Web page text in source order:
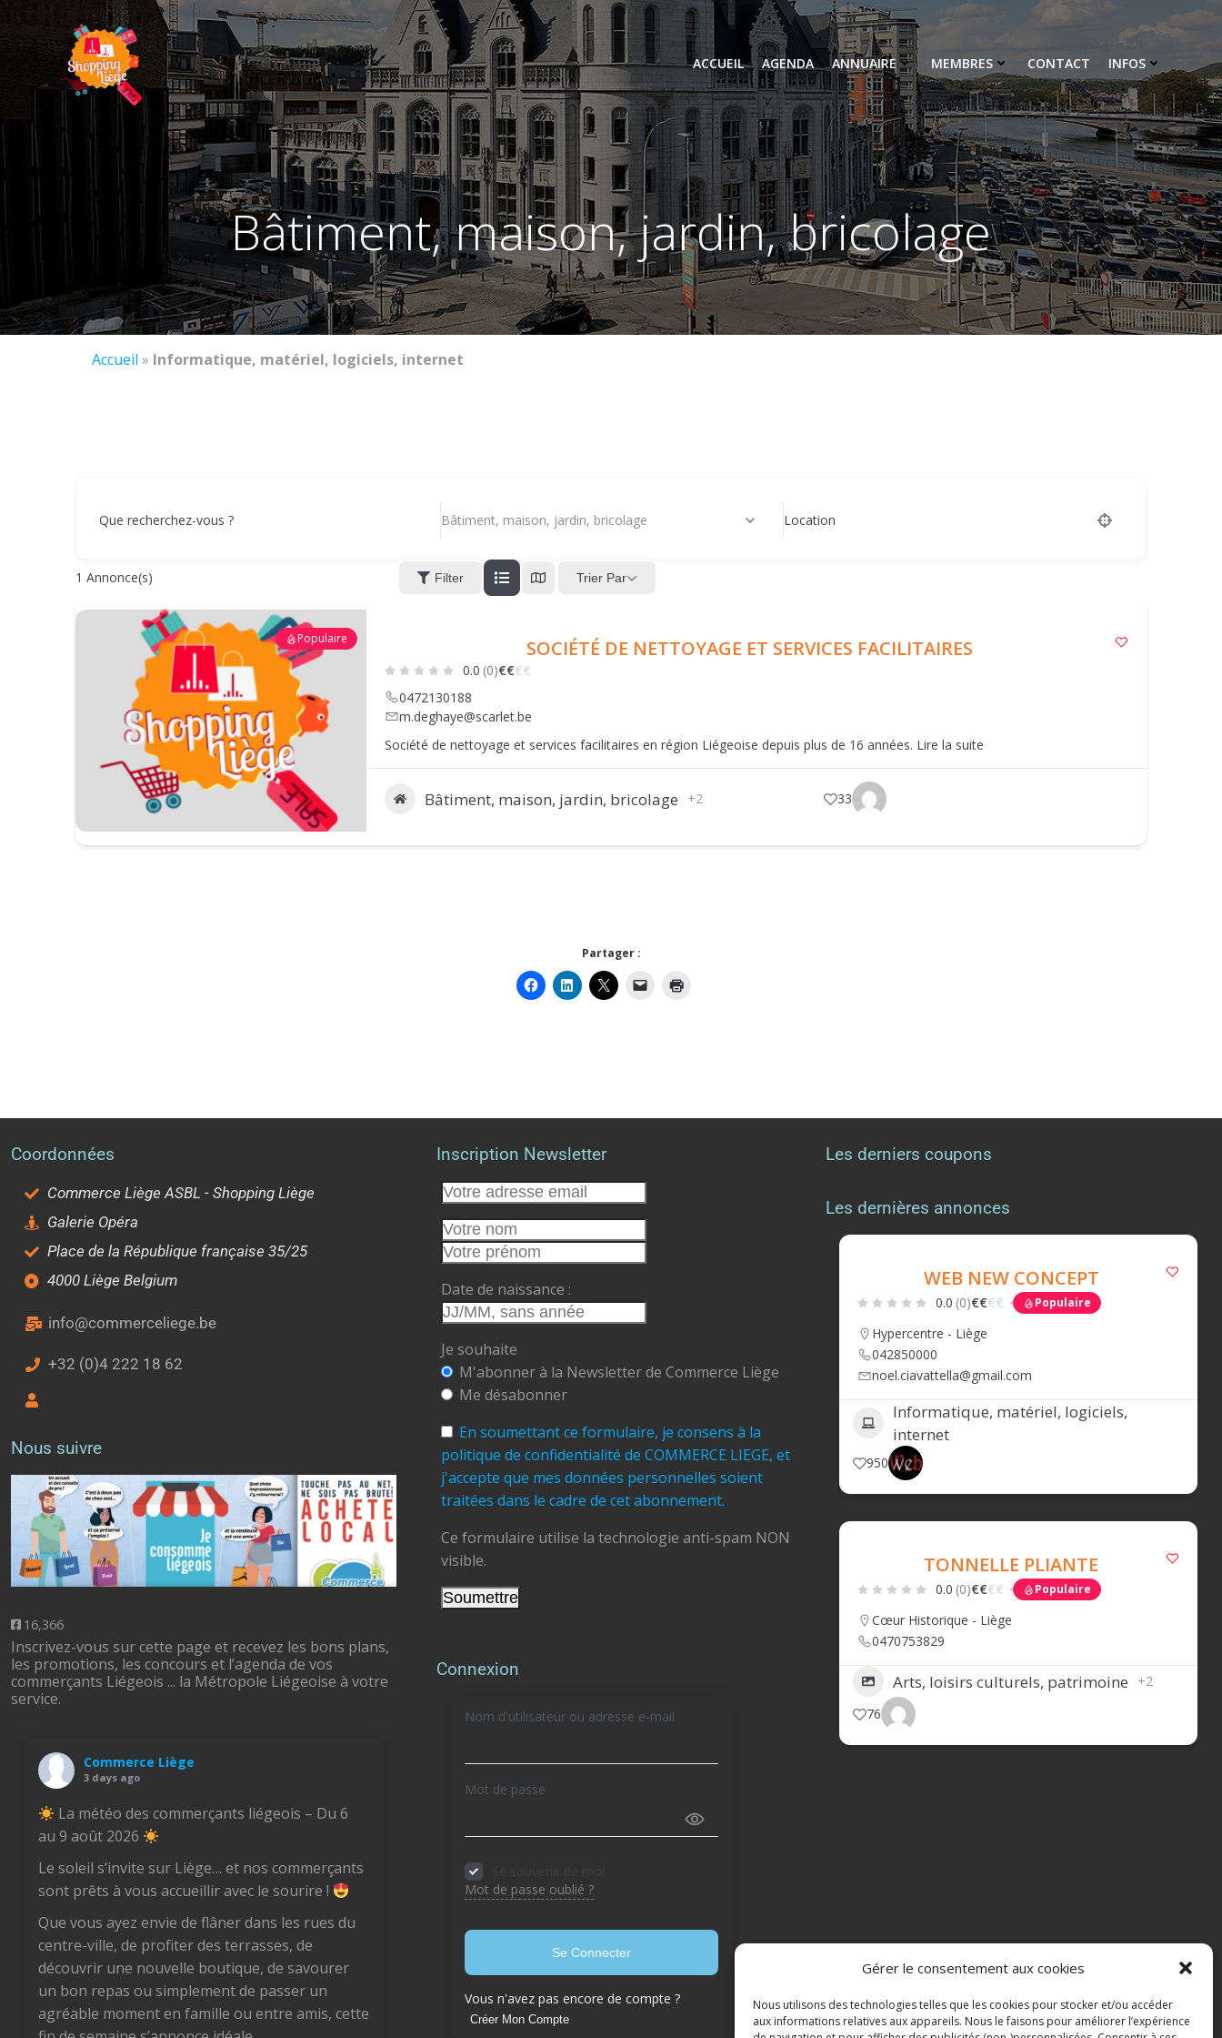
Gérer le consentement aux cookies
Nous utilisons des technologies telles que les cookies pour stocker et/ou accéder
aux informations relatives aux appareils. Nous le faisons pour améliorer l’expérience
ACCUEIL AGENDA ANNUAIRE MEMBRES CONTACT INFOS
bâtiment, maison, jardin, bricolage
Accueil » Informatique, matériel, logiciels, internet
Que recherchez-vous ? Bâtiment, maison, jardin, bricolage Location
1 Annonce(s) Filter Trier Par
Populaire SOCIÉTÉ DE NETTOYAGE ET SERVICES FACILITAIRES
0.0 (0)€€€€
0472130188
m.deghaye@scarlet.be
Société de nettoyage et services facilitaires en région Liégeoise depuis plus de 16 années. Lire la suite
Bâtiment, maison, jardin, bricolage +2 33
Partager :
Coordonnées
Commerce Liège ASBL - Shopping Liège
Galerie Opéra
Place de la République française 35/25
4000 Liège Belgium
info@commerceliege.be
+32 (0)4 222 18 62
Nous suivre
16,366
Inscrivez-vous sur cette page et recevez les bons plans,
les promotions, les concours et l’agenda de vos
commerçants Liégeois ... la Métropole Liégeoise à votre
service.
Commerce Liège
3 days ago
La météo des commerçants liégeois – Du 6
au 9 août 2026
Le soleil s’invite sur Liège… et nos commerçants
sont prêts à vous accueillir avec le sourire !
Que vous ayez envie de flâner dans les rues du
centre-ville, de profiter des terrasses, de
découvrir une nouvelle boutique, de savourer
un bon repas ou simplement de passer un
agréable moment en famille ou entre amis, cette
Inscription Newsletter
Date de naissance :
Je souhaite
M'abonner à la Newsletter de Commerce Liège
Me désabonner
En soumettant ce formulaire, je consens à la
politique de confidentialité de COMMERCE LIEGE, et
j'accepte que mes données personnelles soient
traitées dans le cadre de cet abonnement.
Ce formulaire utilise la technologie anti-spam NON
visible.
Connexion
Nom d'utilisateur ou adresse e-mail
Mot de passe
Mot de passe oublié ?
Se Connecter
Vous n'avez pas encore de compte ?
Créer Mon Compte
Les derniers coupons
Les dernières annonces
WEB NEW CONCEPT
0.0 (0)€€€€ Populaire
Hypercentre - Liège
042850000
noel.ciavattella@gmail.com
Informatique, matériel, logiciels,
internet
950
TONNELLE PLIANTE
0.0 (0)€€€€ Populaire
Cœur Historique - Liège
0470753829
Arts, loisirs culturels, patrimoine
+2
76